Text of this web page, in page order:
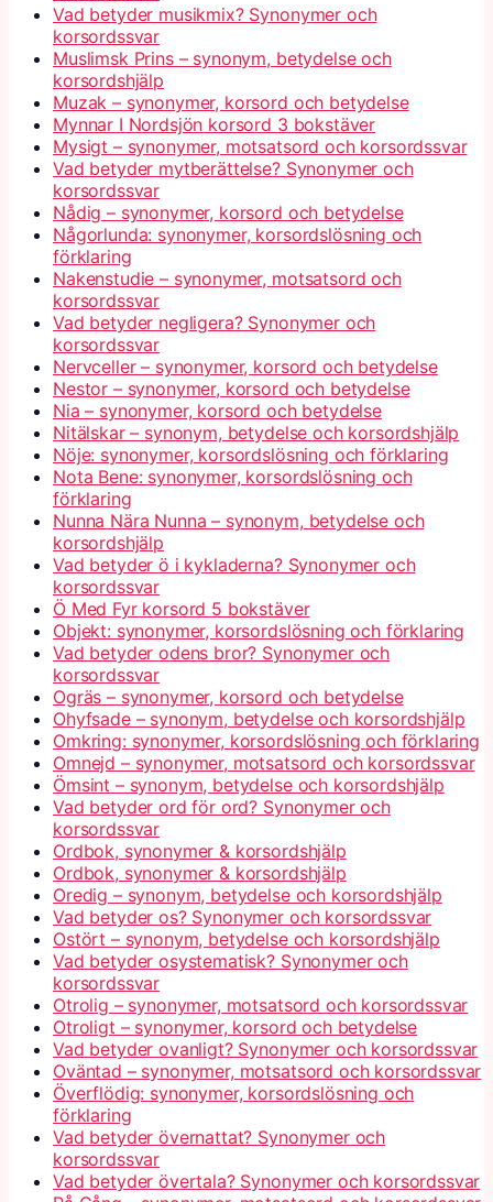
Vad betyder musikmix? Synonymer och
korsordssvar
Muslimsk Prins – synonym, betydelse och
korsordshjälp
Muzak – synonymer, korsord och betydelse
Mynnar I Nordsjön korsord 3 bokstäver
Mysigt – synonymer, motsatsord och korsordssvar
Vad betyder mytberättelse? Synonymer och
korsordssvar
Nådig – synonymer, korsord och betydelse
Någorlunda: synonymer, korsordslösning och
förklaring
Nakenstudie – synonymer, motsatsord och
korsordssvar
Vad betyder negligera? Synonymer och
korsordssvar
Nervceller – synonymer, korsord och betydelse
Nestor – synonymer, korsord och betydelse
Nia – synonymer, korsord och betydelse
Nitälskar – synonym, betydelse och korsordshjälp
Nöje: synonymer, korsordslösning och förklaring
Nota Bene: synonymer, korsordslösning och
förklaring
Nunna Nära Nunna – synonym, betydelse och
korsordshjälp
Vad betyder ö i kykladerna? Synonymer och
korsordssvar
Ö Med Fyr korsord 5 bokstäver
Objekt: synonymer, korsordslösning och förklaring
Vad betyder odens bror? Synonymer och
korsordssvar
Ogräs – synonymer, korsord och betydelse
Ohyfsade – synonym, betydelse och korsordshjälp
Omkring: synonymer, korsordslösning och förklaring
Omnejd – synonymer, motsatsord och korsordssvar
Ömsint – synonym, betydelse och korsordshjälp
Vad betyder ord för ord? Synonymer och
korsordssvar
Ordbok, synonymer & korsordshjälp
Ordbok, synonymer & korsordshjälp
Oredig – synonym, betydelse och korsordshjälp
Vad betyder os? Synonymer och korsordssvar
Ostört – synonym, betydelse och korsordshjälp
Vad betyder osystematisk? Synonymer och
korsordssvar
Otrolig – synonymer, motsatsord och korsordssvar
Otroligt – synonymer, korsord och betydelse
Vad betyder ovanligt? Synonymer och korsordssvar
Oväntad – synonymer, motsatsord och korsordssvar
Överflödig: synonymer, korsordslösning och
förklaring
Vad betyder övernattat? Synonymer och
korsordssvar
Vad betyder övertala? Synonymer och korsordssvar